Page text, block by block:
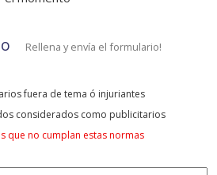
Rellena y envía el formulario!
fuera de tema ó injuriantes
considerados como publicitarios
que no cumplan estas normas